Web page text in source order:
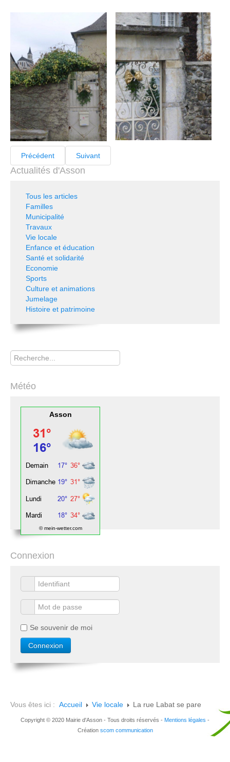
Précédent Suivant
Actualités d'Asson
Tous les articles
Familles
Municipalité
Travaux
Vie locale
Enfance et éducation
Santé et solidarité
Economie
Sports
Culture et animations
Jumelage
Histoire et patrimoine
Rechercher
Météo
Asson
© mein-wetter.com
Connexion
Se souvenir de moi
Vous êtes ici : Accueil Vie locale La rue Labat se pare
Copyright © 2020 Mairie d'Asson - Tous droits réservés - Mentions légales -
Création scom communication